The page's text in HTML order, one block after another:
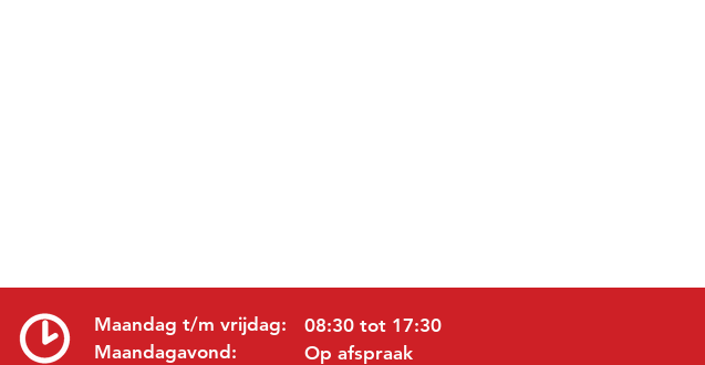
Maandag t/m vrijdag:
Maandagavond:
08:30 tot 17:30
Op afspraak